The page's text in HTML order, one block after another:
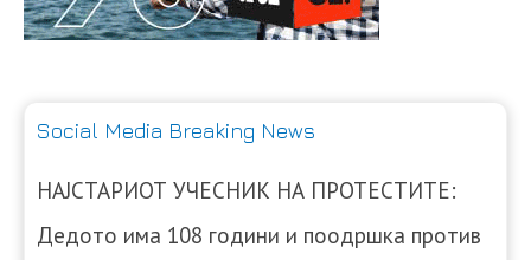
Social Media Breaking News
НАЈСТАРИОТ УЧЕСНИК НА ПРОТЕСТИТЕ:
Дедото има 108 години и поодршка против